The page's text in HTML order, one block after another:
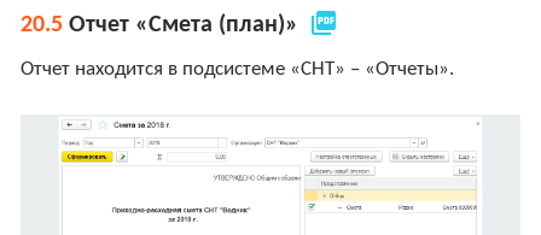
20.5 Отчет «Смета (план)» picture_as_pdf
Отчет находится в подсистеме «СНТ» – «Отчеты».